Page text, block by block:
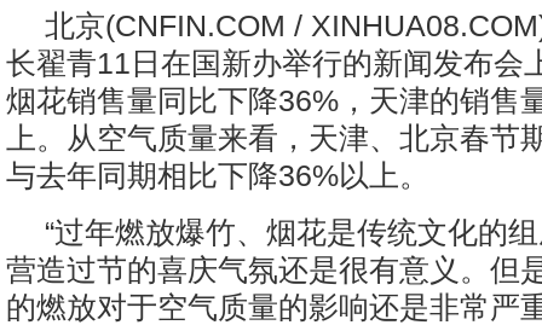
北京(CNFIN.COM /
长翟青11日在国新办举行的新闻发布会
烟花销售量同比下降36%，天津的销售
上。从空气质量来看，天津、北京春节
与去年同期相比下降36%以上。
“过年燃放爆竹、烟花是传统文化的
营造过节的喜庆气氛还是很有意义。但
的燃放对于空气质量的影响还是非常严